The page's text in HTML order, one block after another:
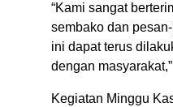
“Kami sangat
sembako dan
ini dapat terus
dengan
Kegiatan Minggu